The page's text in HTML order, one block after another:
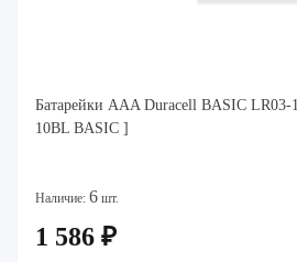
Батарейки AAA Duracell BASIC
10BL BASIC ]
Наличие: 6 шт.
1 586 ₽